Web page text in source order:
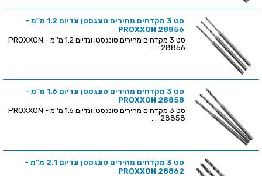
סט 3 מקדחים מהירים טונגסטן ונדיום 1.2 מ''מ -
PROXXON 28856
סט 3 מקדחים מהירים טונגסטן ונדיום 1.2 מ''מ - PROXXON
28856 ...
סט 3 מקדחים מהירים טונגסטן ונדיום 1.6 מ''מ -
PROXXON 28858
סט 3 מקדחים מהירים טונגסטן ונדיום 1.6 מ''מ - PROXXON
28858 ...
סט 3 מקדחים מהירים טונגסטן ונדיום 2.1 מ''מ -
PROXXON 28862